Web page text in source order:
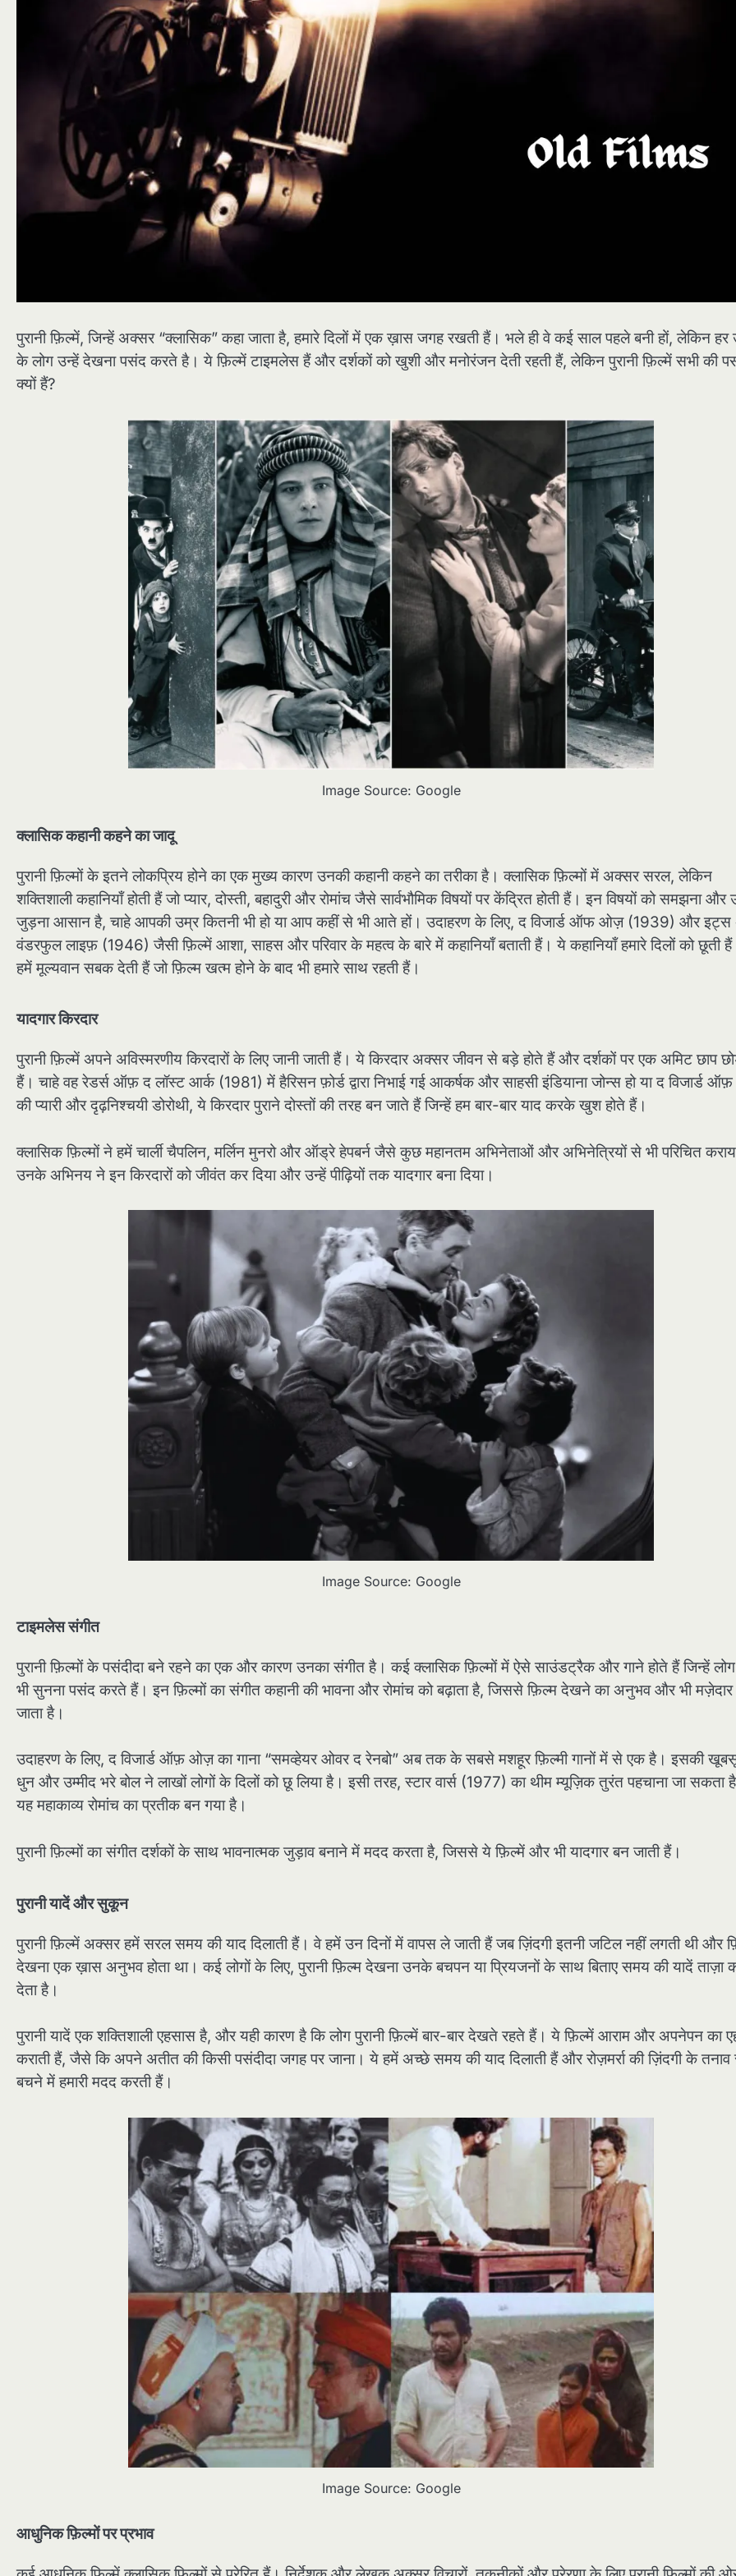
पुरानी फ़िल्में, जिन्हें अक्सर “क्लासिक” कहा जाता है, हमारे दिलों में एक ख़ास जगह रखती हैं। भले ही वे कई साल पहले बनी हों, लेकिन हर
के लोग उन्हें देखना पसंद करते है। ये फ़िल्में टाइमलेस हैं और दर्शकों को खुशी और मनोरंजन देती रहती हैं, लेकिन पुरानी फ़िल्में सभी की
क्यों हैं?
Image Source: Google
क्लासिक कहानी कहने का जादू
पुरानी फ़िल्मों के इतने लोकप्रिय होने का एक मुख्य कारण उनकी कहानी कहने का तरीका है। क्लासिक फ़िल्मों में अक्सर सरल, लेकिन
शक्तिशाली कहानियाँ होती हैं जो प्यार, दोस्ती, बहादुरी और रोमांच जैसे सार्वभौमिक विषयों पर केंद्रित होती हैं। इन विषयों को समझना
जुड़ना आसान है, चाहे आपकी उम्र कितनी भी हो या आप कहीं से भी आते हों। उदाहरण के लिए, द विजार्ड ऑफ ओज़ (1939) और
वंडरफुल लाइफ़ (1946) जैसी फ़िल्में आशा, साहस और परिवार के महत्व के बारे में कहानियाँ बताती हैं। ये कहानियाँ हमारे दिलों को छूती
हमें मूल्यवान सबक देती हैं जो फ़िल्म खत्म होने के बाद भी हमारे साथ रहती हैं।
यादगार किरदार
पुरानी फ़िल्में अपने अविस्मरणीय किरदारों के लिए जानी जाती हैं। ये किरदार अक्सर जीवन से बड़े होते हैं और दर्शकों पर एक अमिट छाप
हैं। चाहे वह रेडर्स ऑफ़ द लॉस्ट आर्क (1981) में हैरिसन फ़ोर्ड द्वारा निभाई गई आकर्षक और साहसी इंडियाना जोन्स हो या द विजार्ड
की प्यारी और दृढ़निश्चयी डोरोथी, ये किरदार पुराने दोस्तों की तरह बन जाते हैं जिन्हें हम बार-बार याद करके खुश होते हैं।
क्लासिक फ़िल्मों ने हमें चार्ली चैपलिन, मर्लिन मुनरो और ऑड्रे हेपबर्न जैसे कुछ महानतम अभिनेताओं और अभिनेत्रियों से भी परिचित
उनके अभिनय ने इन किरदारों को जीवंत कर दिया और उन्हें पीढ़ियों तक यादगार बना दिया।
Image Source: Google
टाइमलेस संगीत
पुरानी फ़िल्मों के पसंदीदा बने रहने का एक और कारण उनका संगीत है। कई क्लासिक फ़िल्मों में ऐसे साउंडट्रैक और गाने होते हैं जिन्हें
भी सुनना पसंद करते हैं। इन फ़िल्मों का संगीत कहानी की भावना और रोमांच को बढ़ाता है, जिससे फ़िल्म देखने का अनुभव और भी मज़ेदार
जाता है।
उदाहरण के लिए, द विजार्ड ऑफ़ ओज़ का गाना “समव्हेयर ओवर द रेनबो” अब तक के सबसे मशहूर फ़िल्मी गानों में से एक है। इसकी
धुन और उम्मीद भरे बोल ने लाखों लोगों के दिलों को छू लिया है। इसी तरह, स्टार वार्स (1977) का थीम म्यूज़िक तुरंत पहचाना जा सकता
यह महाकाव्य रोमांच का प्रतीक बन गया है।
पुरानी फ़िल्मों का संगीत दर्शकों के साथ भावनात्मक जुड़ाव बनाने में मदद करता है, जिससे ये फ़िल्में और भी यादगार बन जाती हैं।
पुरानी यादें और सुकून
पुरानी फ़िल्में अक्सर हमें सरल समय की याद दिलाती हैं। वे हमें उन दिनों में वापस ले जाती हैं जब ज़िंदगी इतनी जटिल नहीं लगती थी और
देखना एक ख़ास अनुभव होता था। कई लोगों के लिए, पुरानी फ़िल्म देखना उनके बचपन या प्रियजनों के साथ बिताए समय की यादें ताज़ा
देता है।
पुरानी यादें एक शक्तिशाली एहसास है, और यही कारण है कि लोग पुरानी फ़िल्में बार-बार देखते रहते हैं। ये फ़िल्में आराम और अपनेपन का
कराती हैं, जैसे कि अपने अतीत की किसी पसंदीदा जगह पर जाना। ये हमें अच्छे समय की याद दिलाती हैं और रोज़मर्रा की ज़िंदगी के
बचने में हमारी मदद करती हैं।
Image Source: Google
आधुनिक फ़िल्मों पर प्रभाव